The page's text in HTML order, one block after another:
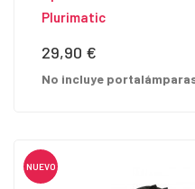
Plurimatic
Precio
29,90 €
No incluye
NUEVO